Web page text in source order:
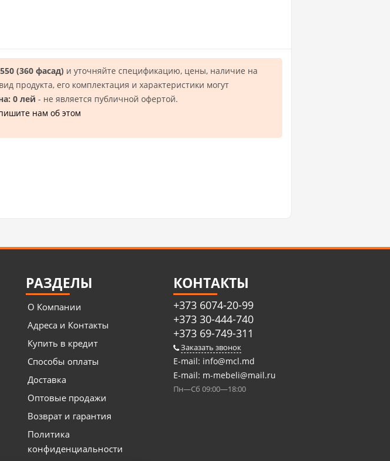
(360 фасад) и уточняйте спецификацию, цены, наличие на
его комплектация и характеристики могут
0 лей - не является публичной офертой.
нам об этом
РАЗДЕЛЫ
О Компании
Адреса и Контакты
Купить в кредит
Способы оплаты
Доставка
Оптовые продажи
Возврат и гарантия
Политика
конфиденциальности
КОНТАКТЫ
+373 6074-20-99
+373 30-444-740
+373 69-749-311
Заказать звонок
E-mail: info@mcl.md
E-mail: m-mebeli@mail.ru
Пн—Сб 09:00—18:00